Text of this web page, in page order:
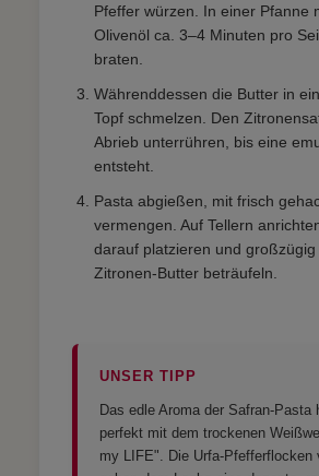
Pfeffer würzen. In einer Pfanne
Olivenöl ca. 3–4 Minuten pro
braten.
Währenddessen die Butter in
Topf schmelzen. Den
Abrieb unterrühren, bis eine
entsteht.
Pasta abgießen, mit frisch
vermengen. Auf Tellern
darauf platzieren und
Zitronen-Butter beträufeln.
UNSER TIPP
Das edle Aroma der Safran-Pasta
perfekt mit dem trockenen
my LIFE". Die Urfa-Pfefferflocken